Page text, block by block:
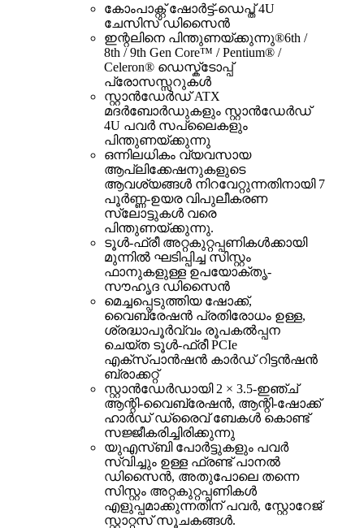
കോം‌പാക്റ്റ് ഷോർട്ട്-ഡെപ്ത് 4U
ചേസിസ് ഡിസൈൻ
ഇന്റലിനെ പിന്തുണയ്ക്കുന്നു®6th /
8th / 9th Gen Core™ / Pentium® /
Celeron® ഡെസ്ക്ടോപ്പ്
പ്രോസസ്സറുകൾ
സ്റ്റാൻഡേർഡ് ATX
മദർബോർഡുകളും സ്റ്റാൻഡേർഡ്
4U പവർ സപ്ലൈകളും
പിന്തുണയ്ക്കുന്നു
ഒന്നിലധികം വ്യവസായ
ആപ്ലിക്കേഷനുകളുടെ
ആവശ്യങ്ങൾ നിറവേറ്റുന്നതിനായി 7
പൂർണ്ണ-ഉയര വിപുലീകരണ
സ്ലോട്ടുകൾ വരെ
പിന്തുണയ്ക്കുന്നു.
ടൂൾ-ഫ്രീ അറ്റകുറ്റപ്പണികൾക്കായി
മുന്നിൽ ഘടിപ്പിച്ച സിസ്റ്റം
ഫാനുകളുള്ള ഉപയോക്തൃ-
സൗഹൃദ ഡിസൈൻ
മെച്ചപ്പെടുത്തിയ ഷോക്ക്,
വൈബ്രേഷൻ പ്രതിരോധം ഉള്ള,
ശ്രദ്ധാപൂർവ്വം രൂപകൽപ്പന
ചെയ്ത ടൂൾ-ഫ്രീ PCIe
എക്സ്പാൻഷൻ കാർഡ് റിട്ടൻഷൻ
ബ്രാക്കറ്റ്
സ്റ്റാൻഡേർഡായി 2 × 3.5-ഇഞ്ച്
ആന്റി-വൈബ്രേഷൻ, ആന്റി-ഷോക്ക്
ഹാർഡ് ഡ്രൈവ് ബേകൾ കൊണ്ട്
സജ്ജീകരിച്ചിരിക്കുന്നു
യുഎസ്ബി പോർട്ടുകളും പവർ
സ്വിച്ചും ഉള്ള ഫ്രണ്ട് പാനൽ
ഡിസൈൻ, അതുപോലെ തന്നെ
സിസ്റ്റം അറ്റകുറ്റപ്പണികൾ
എളുപ്പമാക്കുന്നതിന് പവർ, സ്റ്റോറേജ്
സ്റ്റാറ്റസ് സൂചകങ്ങൾ.